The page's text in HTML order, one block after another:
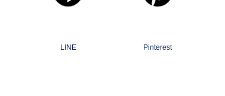
LINE Pinterest